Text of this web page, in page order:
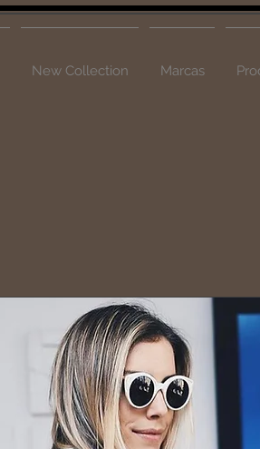
New Collection Marcas